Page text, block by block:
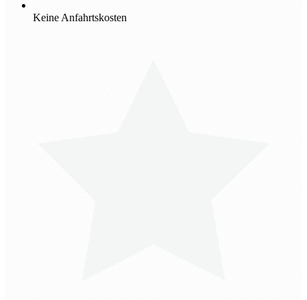
Keine Anfahrtskosten